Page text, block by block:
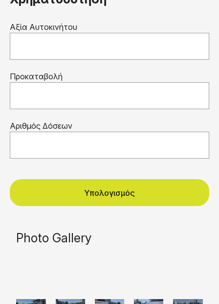
Αξία Αυτοκινήτου
Προκαταβολή
Αριθμός Δόσεων
Υπολογισμός
Photo Gallery